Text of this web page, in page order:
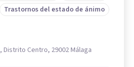
Trastornos del estado de ánimo
Distrito Centro, 29002 Málaga